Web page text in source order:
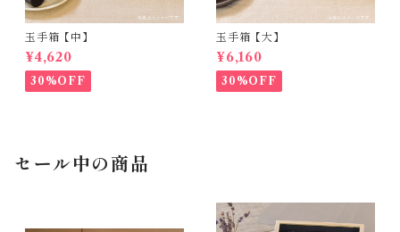
玉手箱【中】
¥4,620
30%OFF
玉手箱【大】
¥6,160
30%OFF
セール中の商品